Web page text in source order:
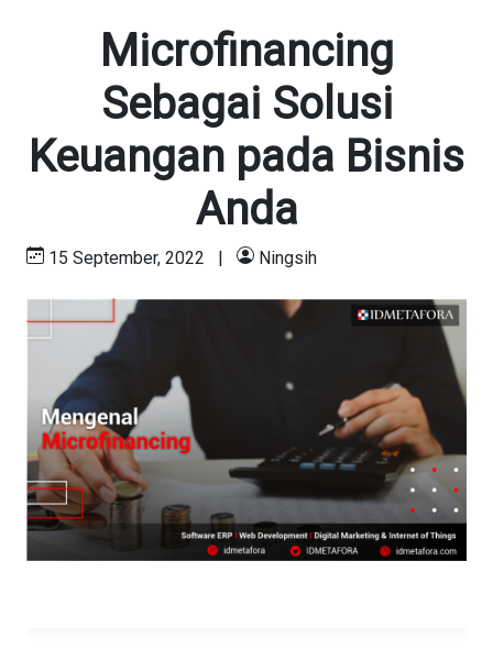
Microfinancing
Sebagai Solusi
Keuangan pada Bisnis
Anda
15 September, 2022 | Ningsih